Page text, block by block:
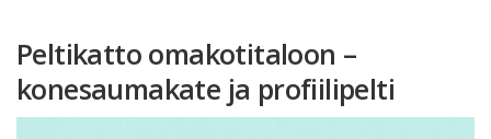
Peltikatto omakotitaloon –
konesaumakate ja profiilipelti